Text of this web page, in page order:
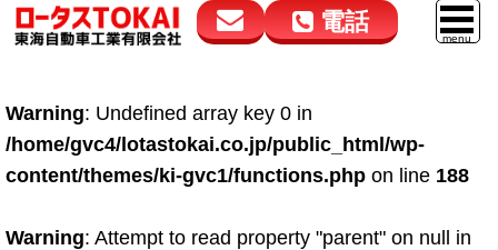
電話
050-5264-4432
9:00～18:00
050-5264-4433
9:00～18:00
車販売
スマイル車検
鈑金・塗装
Warning: Undefined array key 0 in
/home/gvc4/lotastokai.co.jp/public_html/wp-
content/themes/ki-gvc1/functions.php on line 188
Warning: Attempt to read property "parent" on null in